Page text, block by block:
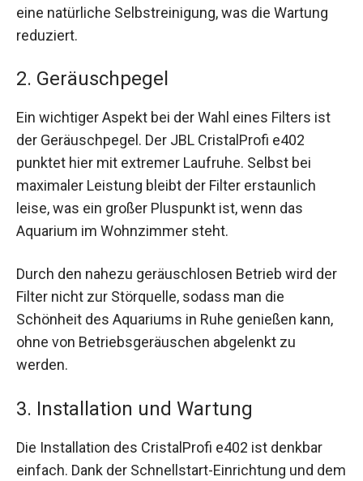
eine natürliche Selbstreinigung, was die Wartung
reduziert.
2. Geräuschpegel
Ein wichtiger Aspekt bei der Wahl eines Filters ist
der Geräuschpegel. Der JBL CristalProfi e402
punktet hier mit extremer Laufruhe. Selbst bei
maximaler Leistung bleibt der Filter erstaunlich
leise, was ein großer Pluspunkt ist, wenn das
Aquarium im Wohnzimmer steht.
Durch den nahezu geräuschlosen Betrieb wird der
Filter nicht zur Störquelle, sodass man die
Schönheit des Aquariums in Ruhe genießen kann,
ohne von Betriebsgeräuschen abgelenkt zu
werden.
3. Installation und Wartung
Die Installation des CristalProfi e402 ist denkbar
einfach. Dank der Schnellstart-Einrichtung und dem